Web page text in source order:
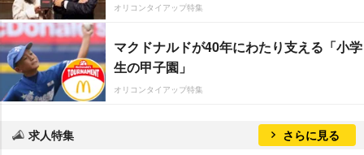
オリコンタイアップ特集
マクドナルドが40年にわたり支える「小学
生の甲子園」
オリコンタイアップ特集
求人特集 さらに見る